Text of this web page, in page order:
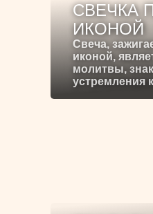
СВЕЧКА
ИКОНОЙ
Свеча,
иконой,
молитвы,
устремления